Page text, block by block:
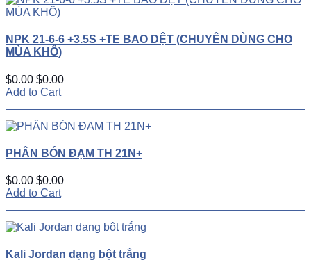
NPK 21-6-6 +3.5S +TE BAO DỆT (CHUYÊN DÙNG CHO
MÙA KHÔ)
$0.00 $0.00
Add to Cart
PHÂN BÓN ĐẠM TH 21N+
$0.00 $0.00
Add to Cart
Kali Jordan dạng bột trắng